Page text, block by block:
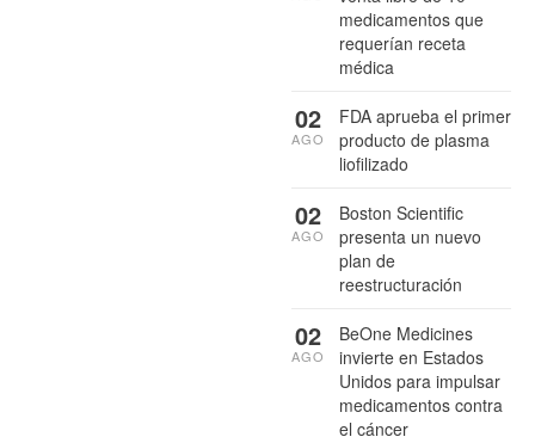
medicamentos que
requerían receta
médica
FDA aprueba el primer
producto de plasma
liofilizado
02
AGO
Boston Scientific
presenta un nuevo
plan de
reestructuración
02
AGO
BeOne Medicines
invierte en Estados
Unidos para impulsar
medicamentos contra
el cáncer
02
AGO